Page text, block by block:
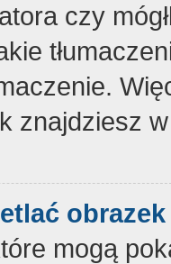
czy
znajdziesz
mogą